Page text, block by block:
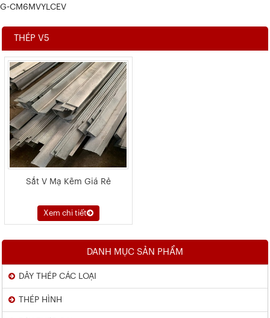
G-CM6MVYLCEV
THÉP V5
Sắt V Mạ Kẽm Giá Rẻ
Xem chi tiết
DANH MỤC SẢN PHẨM
DÂY THÉP CÁC LOẠI
THÉP HÌNH